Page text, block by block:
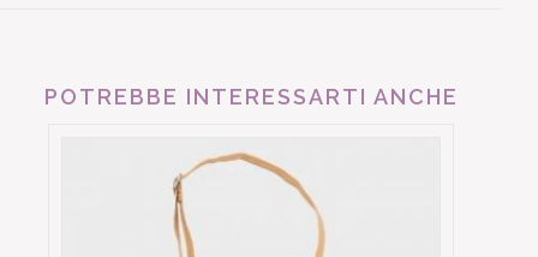
POTREBBE INTERESSARTI ANCHE